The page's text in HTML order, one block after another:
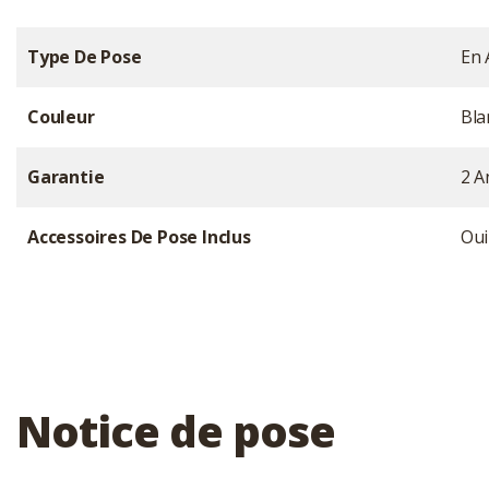
Type De Pose En
Couleur
Garantie 2
Accessoires De Pose Inclus Oui
Notice de pose